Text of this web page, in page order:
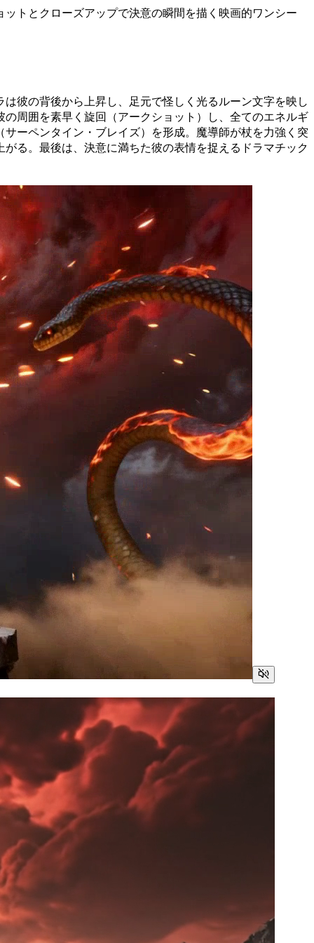
トとクローズアップで決意の瞬間を描く映画的ワンシー
彼の背後から上昇し、足元で怪しく光るルーン文字を映し
周囲を素早く旋回（アークショット）し、全てのエネルギ
ーペンタイン・ブレイズ）を形成。魔導師が杖を力強く突
る。最後は、決意に満ちた彼の表情を捉えるドラマチック